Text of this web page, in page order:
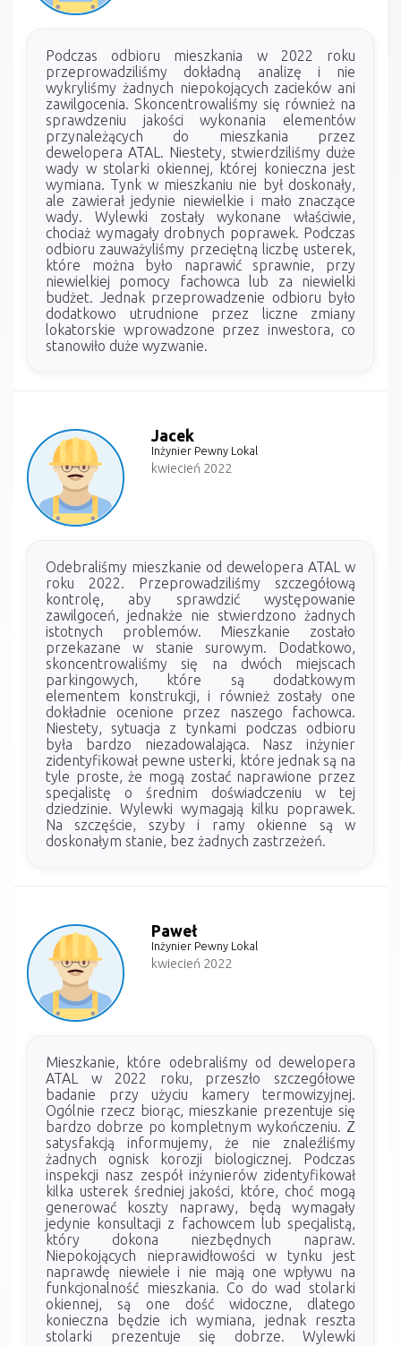
Podczas odbioru mieszkania w 2022 roku
przeprowadziliśmy dokładną analizę i nie
wykryliśmy żadnych niepokojących zacieków ani
zawilgocenia. Skoncentrowaliśmy się również na
sprawdzeniu jakości wykonania elementów
przynależących do mieszkania przez
dewelopera ATAL. Niestety, stwierdziliśmy duże
wady w stolarki okiennej, której konieczna jest
wymiana. Tynk w mieszkaniu nie był doskonały,
ale zawierał jedynie niewielkie i mało znaczące
wady. Wylewki zostały wykonane właściwie,
chociaż wymagały drobnych poprawek. Podczas
odbioru zauważyliśmy przeciętną liczbę usterek,
które można było naprawić sprawnie, przy
niewielkiej pomocy fachowca lub za niewielki
budżet. Jednak przeprowadzenie odbioru było
dodatkowo utrudnione przez liczne zmiany
lokatorskie wprowadzone przez inwestora, co
stanowiło duże wyzwanie.
Jacek
Inżynier Pewny Lokal
kwiecień 2022
Odebraliśmy mieszkanie od dewelopera ATAL w
roku 2022. Przeprowadziliśmy szczegółową
kontrolę, aby sprawdzić występowanie
zawilgoceń, jednakże nie stwierdzono żadnych
istotnych problemów. Mieszkanie zostało
przekazane w stanie surowym. Dodatkowo,
skoncentrowaliśmy się na dwóch miejscach
parkingowych, które są dodatkowym
elementem konstrukcji, i również zostały one
dokładnie ocenione przez naszego fachowca.
Niestety, sytuacja z tynkami podczas odbioru
była bardzo niezadowalająca. Nasz inżynier
zidentyfikował pewne usterki, które jednak są na
tyle proste, że mogą zostać naprawione przez
specjalistę o średnim doświadczeniu w tej
dziedzinie. Wylewki wymagają kilku poprawek.
Na szczęście, szyby i ramy okienne są w
doskonałym stanie, bez żadnych zastrzeżeń.
Paweł
Inżynier Pewny Lokal
kwiecień 2022
Mieszkanie, które odebraliśmy od dewelopera
ATAL w 2022 roku, przeszło szczegółowe
badanie przy użyciu kamery termowizyjnej.
Ogólnie rzecz biorąc, mieszkanie prezentuje się
bardzo dobrze po kompletnym wykończeniu. Z
satysfakcją informujemy, że nie znaleźliśmy
żadnych ognisk korozji biologicznej. Podczas
inspekcji nasz zespół inżynierów zidentyfikował
kilka usterek średniej jakości, które, choć mogą
generować koszty naprawy, będą wymagały
jedynie konsultacji z fachowcem lub specjalistą,
który dokona niezbędnych napraw.
Niepokojących nieprawidłowości w tynku jest
naprawdę niewiele i nie mają one wpływu na
funkcjonalność mieszkania. Co do wad stolarki
okiennej, są one dość widoczne, dlatego
konieczna będzie ich wymiana, jednak reszta
stolarki prezentuje się dobrze. Wylewki